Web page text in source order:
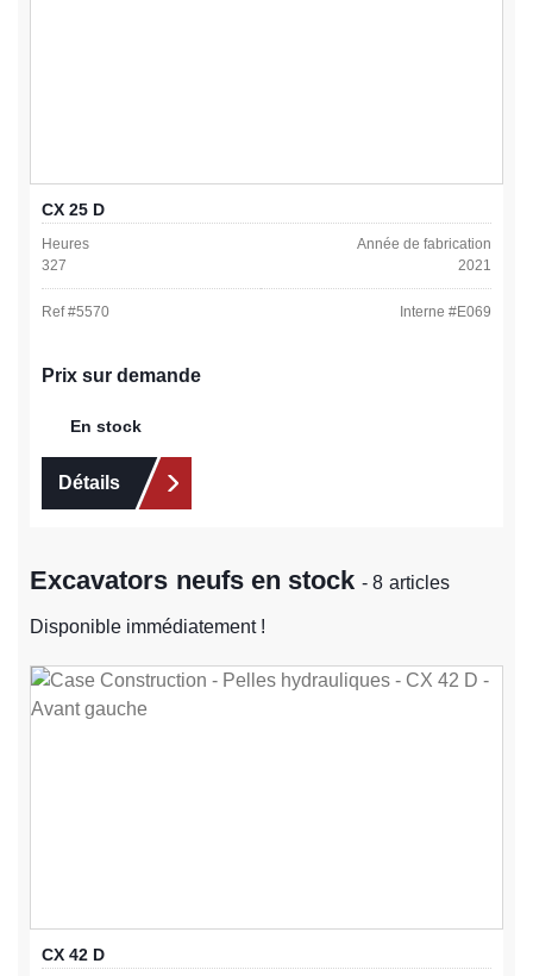
CX 25 D
Heures
327
Année de fabrication
2021
Ref #5570 Interne #E069
Prix sur demande
En stock
Détails
Excavators neufs en stock- 8 articles
Disponible immédiatement !
CX 42 D